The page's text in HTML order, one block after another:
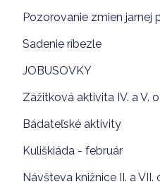
Pozorovanie zmien jarnej
Sadenie ríbezle
JOBUSOVKY
Zážitková aktivita IV. a V.
Bádateľské aktivity
Kuliškiáda - február
Návšteva knižnice II. a VII.